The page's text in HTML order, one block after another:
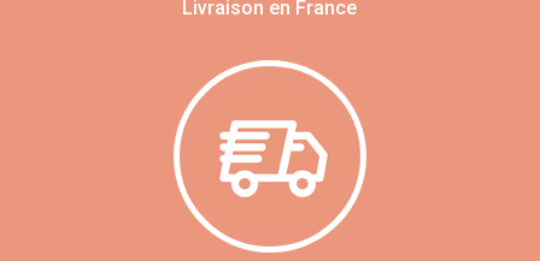
Livraison en France